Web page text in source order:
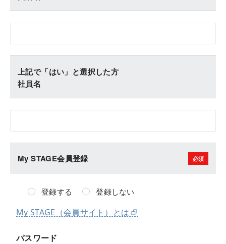
上記で「はい」と選択した方
社員名
My STAGE会員登録
登録する 登録しない
My STAGE（会員サイト）とは
パスワード